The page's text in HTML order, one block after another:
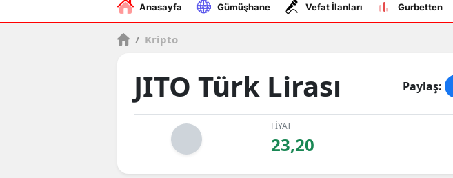
Anasayfa Gümüşhane Vefat İlanları Gurbetten
/ Kripto
JITO Türk Lirası Paylaş:
FİYAT
23,20